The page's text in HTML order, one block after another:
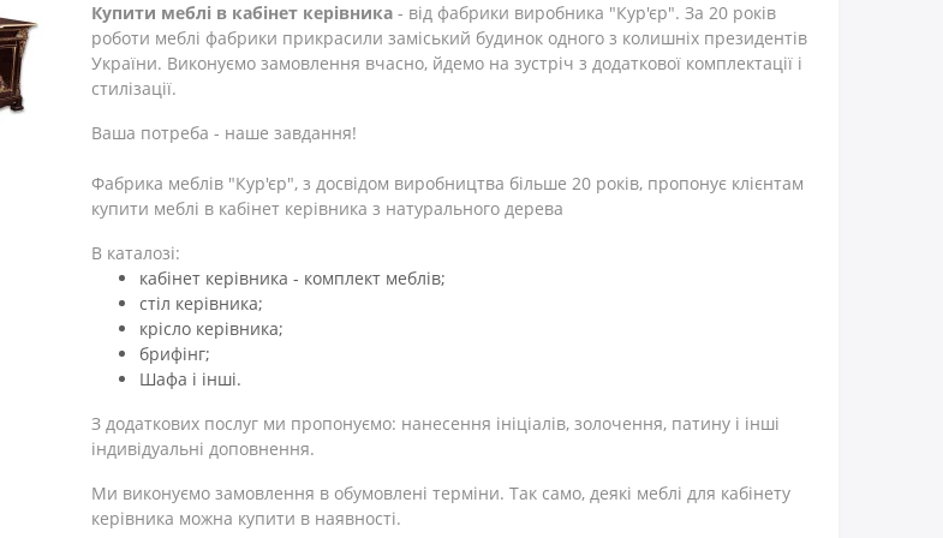
Купити меблі в кабінет керівника- від фабрики виробника "Кур'єр". За 20 років
роботи меблі фабрики прикрасили заміський будинок одного з колишніх президентів
України. Виконуємо замовлення вчасно, йдемо на зустріч з додаткової комплектації і
стилізації.
Ваша потреба - наше завдання!
Фабрика меблів "Кур'єр", з досвідом виробництва більше 20 років, пропонує клієнтам
купити меблі в кабінет керівника з натурального дерева
В каталозі:
кабінет керівника - комплект меблів;
стіл керівника;
крісло керівника;
брифінг;
Шафа і інші.
З додаткових послуг ми пропонуємо: нанесення ініціалів, золочення, патину і інші
індивідуальні доповнення.
Ми виконуємо замовлення в обумовлені терміни. Так само, деякі меблі для кабінету
керівника можна купити в наявності.